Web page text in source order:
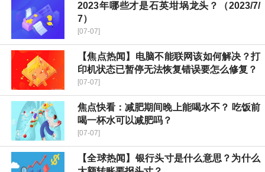
2023年哪些才是石英坩埚龙头？（2023/7/
7）
[07-07]
【焦点热闻】电脑不能联网该如何解决？打
印机状态已暂停无法恢复错误要怎么修复？
[07-07]
焦点快看：减肥期间晚上能喝水不？ 吃饭前
喝一杯水可以减肥吗？
[07-07]
【全球热闻】银行头寸是什么意思？为什么